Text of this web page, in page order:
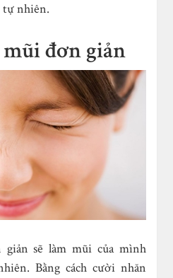
tự nhiên.
đơn giản
sẽ làm mũi của mình
Bằng cách cười nhăn